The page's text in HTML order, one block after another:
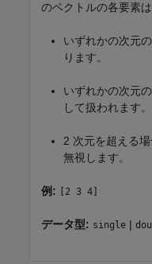
のベクトルの各要素
いずれかの次元
ります。
いずれかの次元
して扱われます。
2 次元を超える場
無視します。
例: [2 3 4]
データ型: single |